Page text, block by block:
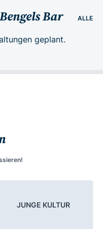
Bar ALLE
geplant.
JUNGE KULTUR